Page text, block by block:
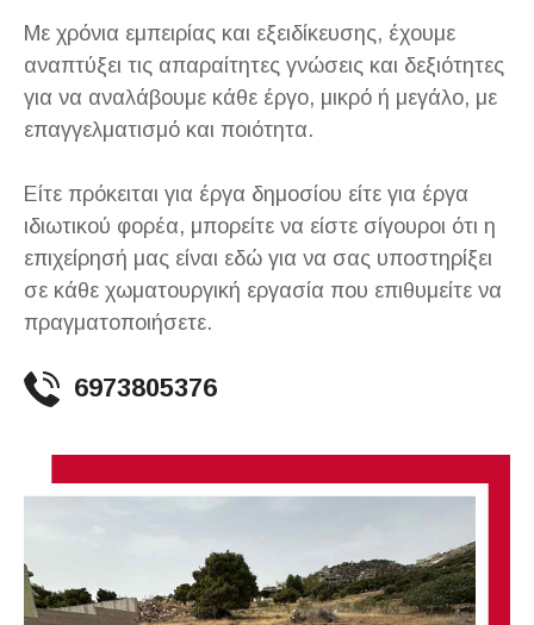
Με χρόνια εμπειρίας και εξειδίκευσης, έχουμε
αναπτύξει τις απαραίτητες γνώσεις και δεξιότητες
για να αναλάβουμε κάθε έργο, μικρό ή μεγάλο, με
επαγγελματισμό και ποιότητα.
Είτε πρόκειται για έργα δημοσίου είτε για έργα
ιδιωτικού φορέα, μπορείτε να είστε σίγουροι ότι η
επιχείρησή μας είναι εδώ για να σας υποστηρίξει
σε κάθε χωματουργική εργασία που επιθυμείτε να
πραγματοποιήσετε.
6973805376